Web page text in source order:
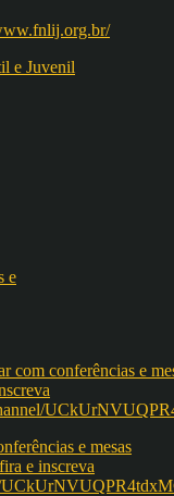
e
e mesas
e inscreva